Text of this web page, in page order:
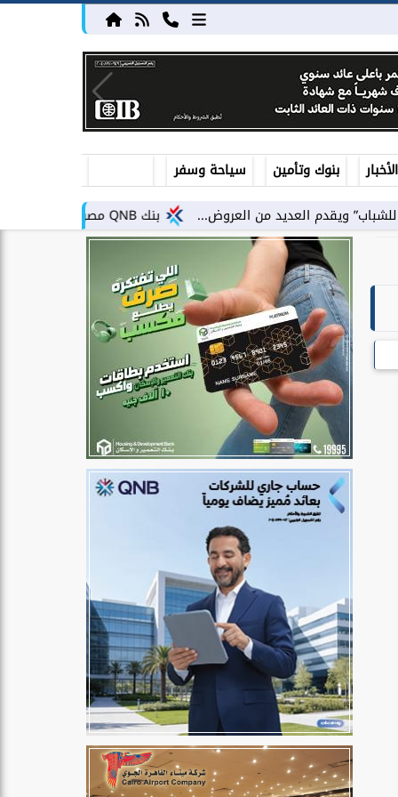
بنوك وتأمين
سياحة وسفر
بنك QNB مصر يعزز جاهزية المشروعات الصغيرة والمتوسطة للنمو والتوسع من خلال...
من العروض...